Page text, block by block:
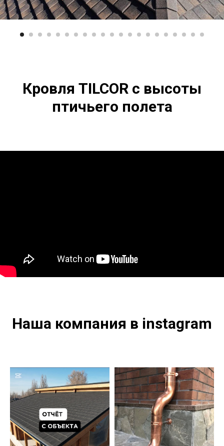
Кровля TILCOR с высоты
птичьего полета
Наша компания в instagram